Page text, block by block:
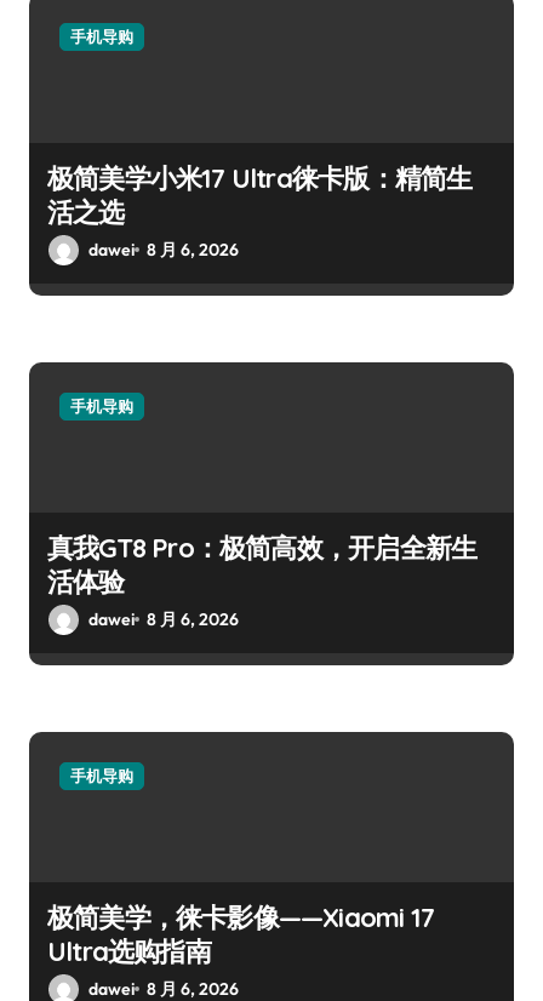
手机导购
极简美学小米17 Ultra徕卡版：精简生
活之选
dawei 8 月 6, 2026
手机导购
真我GT8 Pro：极简高效，开启全新生
活体验
dawei 8 月 6, 2026
手机导购
极简美学，徕卡影像——Xiaomi 17
Ultra选购指南
dawei 8 月 6, 2026